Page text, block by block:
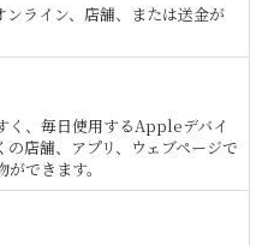
ライン、店舗、または送金が
、毎日使用するAppleデバイ
の店舗、アプリ、ウェブページで
できます。